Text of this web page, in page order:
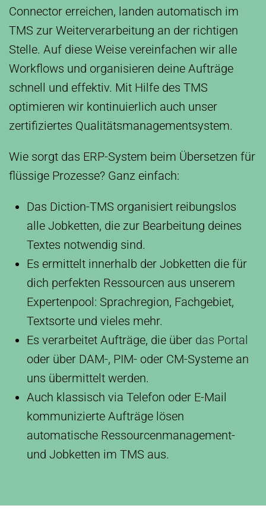
Connector erreichen, landen automatisch im
TMS zur Weiterverarbeitung an der richtigen
Stelle. Auf diese Weise vereinfachen wir alle
Workflows und organisieren deine Aufträge
schnell und effektiv. Mit Hilfe des TMS
optimieren wir kontinuierlich auch unser
zertifiziertes Qualitätsmanagementsystem.
Wie sorgt das ERP-System beim Übersetzen für
flüssige Prozesse? Ganz einfach:
Das Diction-TMS organisiert reibungslos
alle Jobketten, die zur Bearbeitung deines
Textes notwendig sind.
Es ermittelt innerhalb der Jobketten die für
dich perfekten Ressourcen aus unserem
Expertenpool: Sprachregion, Fachgebiet,
Textsorte und vieles mehr.
Es verarbeitet Aufträge, die über das Portal
oder über DAM-, PIM- oder CM-Systeme an
uns übermittelt werden.
Auch klassisch via Telefon oder E-Mail
kommunizierte Aufträge lösen
automatische Ressourcenmanagement-
und Jobketten im TMS aus.